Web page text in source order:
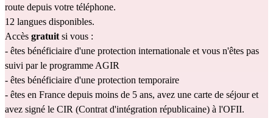
route depuis votre téléphone.
12 langues disponibles.
Accès gratuit si vous :
- êtes bénéficiaire d'une protection internationale et vous n'êtes pas
suivi par le programme AGIR
- êtes bénéficiaire d'une protection temporaire
- êtes en France depuis moins de 5 ans, avez une carte de séjour et
avez signé le CIR (Contrat d'intégration républicaine) à l'OFII.